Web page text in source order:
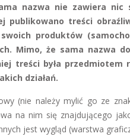
sama nazwa nie zawiera
publikowano treści
produktów
Mimo, że sama nazwa
treści była przedmiotem
działań.
(nie należy mylić go ze
na nim się znajdującego
jest wygląd (warstwa